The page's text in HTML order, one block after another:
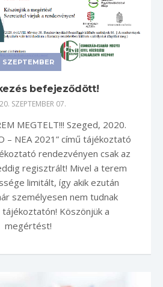
SZEPTEMBER
befejeződött!
SZEPTEMBER 07.
MEGTELT!!! Szeged, 2020.
– NEA 2021” című tájékoztató
rendezvényen csak az
regisztrált! Mivel a terem
limitált, így akik ezután
személyesen nem tudnak
Köszönjük a
megértést!